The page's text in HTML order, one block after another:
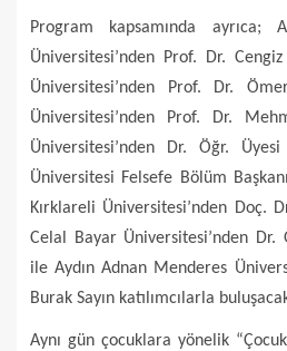
Program kapsamında ayrıca;
Üniversitesi’nden Prof. Dr.
Üniversitesi’nden Prof. Dr.
Üniversitesi’nden Prof. Dr.
Üniversitesi’nden Dr. Öğr.
Üniversitesi Felsefe Bölüm
Kırklareli Üniversitesi’nden Doç.
Celal Bayar Üniversitesi’nden Dr.
ile Aydın Adnan Menderes
Burak Sayın katılımcılarla
Aynı gün çocuklara yönelik